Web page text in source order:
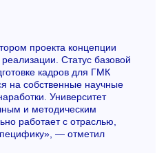
проекта концепции
реализации. Статус базовой
кадров для ГМК
на собственные научные
Университет
и методическим
работает с отраслью,
— отметил